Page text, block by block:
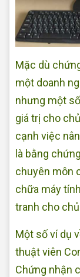
Mặc dù
một doanh
nhưng một
giá trị cho
cạnh việc
là bằng
chuyên môn
chữa máy
tranh cho
Một số ví dụ
thuật viên
Chứng nhận